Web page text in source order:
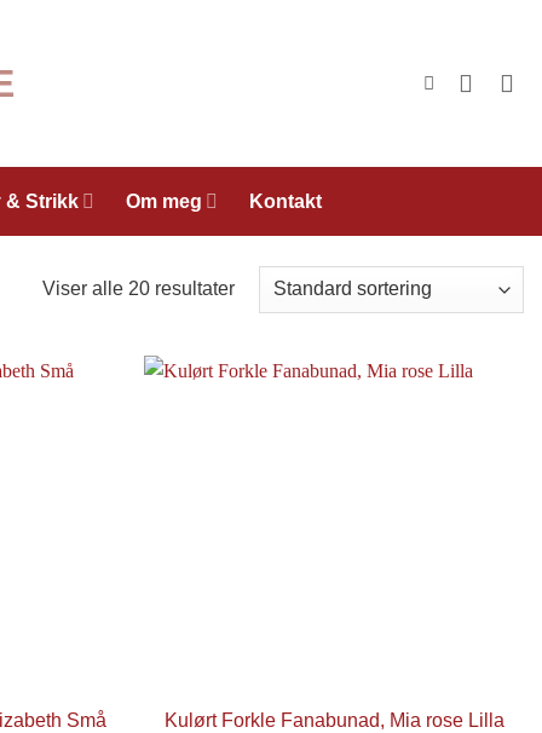
& Strikk Om meg Kontakt
Viser alle 20 resultater
Små Kulørt Forkle Fanabunad, Mia rose Lilla